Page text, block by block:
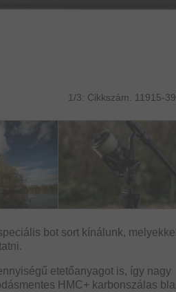
1/3: Cikkszám. 11915-
bot sort kínálunk,
etetőanyagot is, így nagy
HMC+ karbonszálas